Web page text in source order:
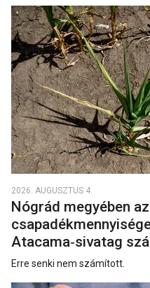
2026. AUGUSZTUS 4.
Nógrád megyében
Atacama‑sivatag
Erre senki nem számított.